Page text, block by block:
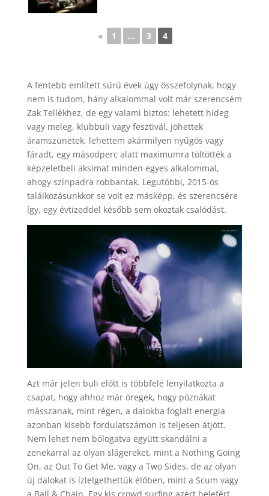
◄ 1 ... 3 4
A fentebb említett sűrű évek úgy összefolynak, hogy
nem is tudom, hány alkalommal volt már szerencsém
Zak Tellékhez, de egy valami biztos: lehetett hideg
vagy meleg, klubbuli vagy fesztivál, jöhettek
áramszünetek, lehettem akármilyen nyűgös vagy
fáradt, egy másodperc alatt maximumra töltötték a
képzeletbeli aksimat minden egyes alkalommal,
ahogy színpadra robbantak. Legutóbbi, 2015-ös
találkozásunkkor se volt ez másképp, és szerencsére
így, egy évtizeddel később sem okoztak csalódást.
Azt már jelen buli előtt is többfelé lenyilatkozta a
csapat, hogy ahhoz már öregek, hogy póznákat
másszanak, mint régen, a dalokba foglalt energia
azonban kisebb fordulatszámon is teljesen átjött.
Nem lehet nem bólogatva együtt skandálni a
zenekarral az olyan slágereket, mint a Nothing Going
On, az Out To Get Me, vagy a Two Sides, de az olyan
új dalokat is ízlelgethettük élőben, mint a Scum vagy